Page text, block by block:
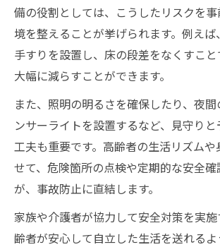
備の役割としては、こうしたリスクを
境を整えることが挙げられます。例え
手すりを設置し、床の段差をなくすこ
大幅に減らすことができます。
また、照明の明るさを確保したり、夜
ンサーライトを設置するなど、見守り
工夫も重要です。高齢者の生活リズム
せて、危険箇所の点検や定期的な安全確
が、事故防止に直結します。
家族や介護者が協力して安全対策を実
齢者が安心して自立した生活を送れるよ